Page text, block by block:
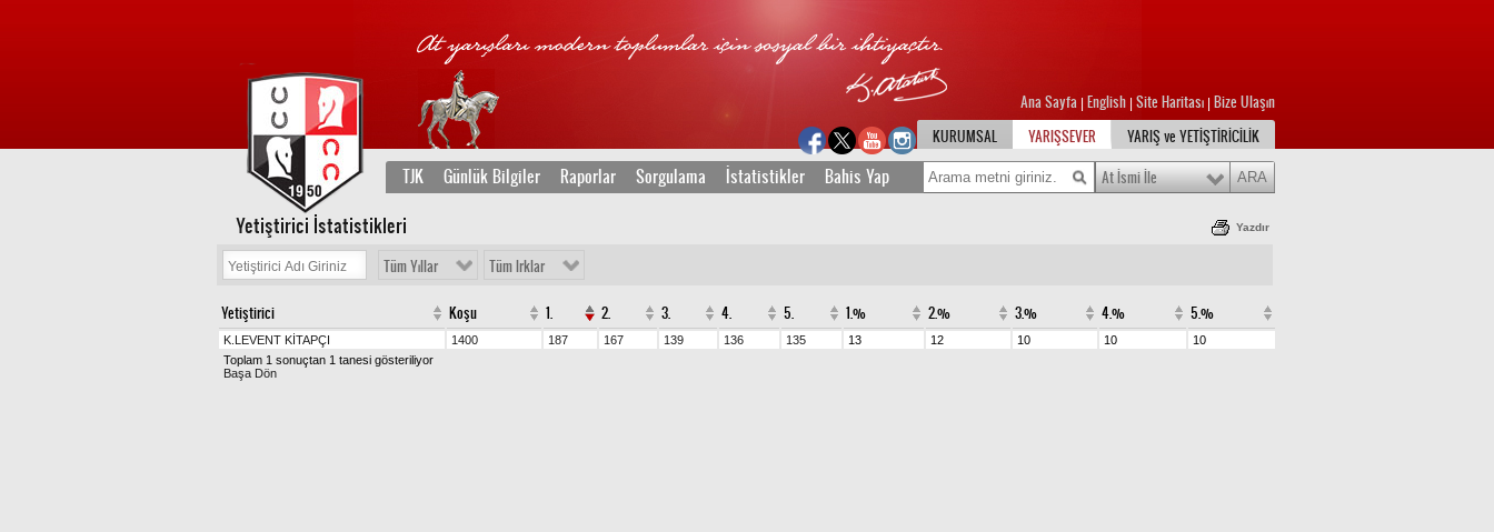
Ana Sayfa English Site Haritası Bize Ulaşın
KURUMSAL
YARIŞSEVER YARIŞ ve YETİŞTİRİCİLİK
TJK Günlük Bilgiler Raporlar Sorgulama İstatistikler Bahis Yap At İsmi İle
Yetiştirici İstatistikleri Yazdır
Tüm Yıllar Tüm Irklar
Yetiştirici Koşu 1. 2. 3. 4. 5. 1.% 2.% 3.% 4.% 5.%
K.LEVENT KİTAPÇI 1400 187 167 139 136 135 13 12 10 10
10
Toplam 1 sonuçtan 1 tanesi gösteriliyor
Başa Dön